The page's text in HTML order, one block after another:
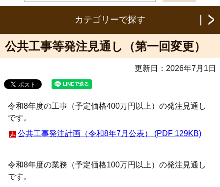
カテゴリーで探す
公共工事等発注見通し（第一回変更）
更新日： 2026年7月1日
令和8年度の工事（予定価格400万円以上）の発注見通し
です。
公共工事発注計画（令和8年7月公表） (PDF 129KB)
令和8年度の業務（予定価格100万円以上）の発注見通し
です。